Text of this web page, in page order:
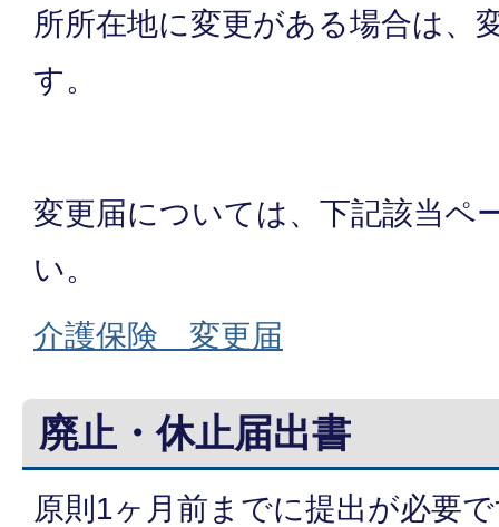
所所在地に変更がある場合は、
す。
変更届については、下記該当ペ
い。
介護保険 変更届
廃止・休止届出書
原則1ヶ月前までに提出が必要